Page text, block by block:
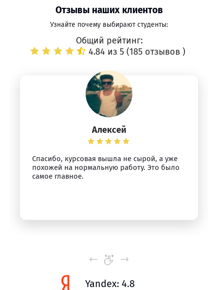
Отзывы наших клиентов
Узнайте почему выбирают студенты:
Общий рейтинг:
4.84 из 5 (185 отзывов )
Алексей
Спасибо, курсовая вышла не сырой, а уже
похожей на нормальную работу. Это было
самое главное.
Yandex: 4.8